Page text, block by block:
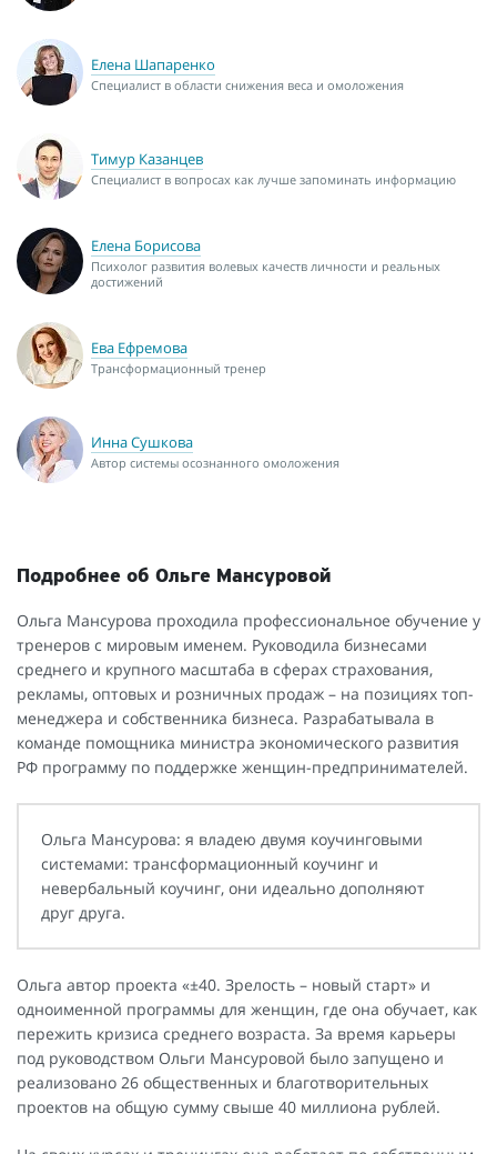
Елена Шапаренко
Специалист в области снижения веса и омоложения
Тимур Казанцев
Специалист в вопросах как лучше запоминать информацию
Елена Борисова
Психолог развития волевых качеств личности и реальных
достижений
Ева Ефремова
Трансформационный тренер
Инна Сушкова
Автор системы осознанного омоложения
Подробнее об Ольге Мансуровой
Ольга Мансурова проходила профессиональное обучение у
тренеров с мировым именем. Руководила бизнесами
среднего и крупного масштаба в сферах страхования,
рекламы, оптовых и розничных продаж – на позициях топ-
менеджера и собственника бизнеса. Разрабатывала в
команде помощника министра экономического развития
РФ программу по поддержке женщин-предпринимателей.
Ольга Мансурова: я владею двумя коучинговыми
системами: трансформационный коучинг и
невербальный коучинг, они идеально дополняют
друг друга.
Ольга автор проекта «±40. Зрелость – новый старт» и
одноименной программы для женщин, где она обучает, как
пережить кризиса среднего возраста. За время карьеры
под руководством Ольги Мансуровой было запущено и
реализовано 26 общественных и благотворительных
проектов на общую сумму свыше 40 миллиона рублей.